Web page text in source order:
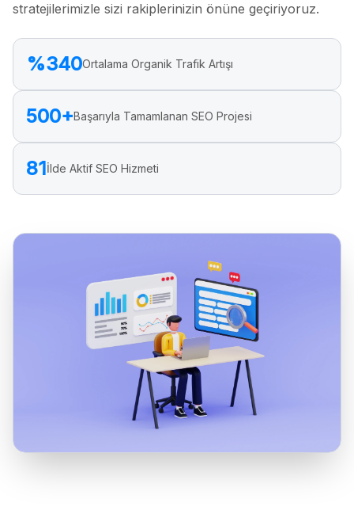
stratejilerimizle sizi rakiplerinizin önüne geçiriyoruz.
%340Ortalama Organik Trafik Artışı
500+Başarıyla Tamamlanan SEO Projesi
81İlde Aktif SEO Hizmeti